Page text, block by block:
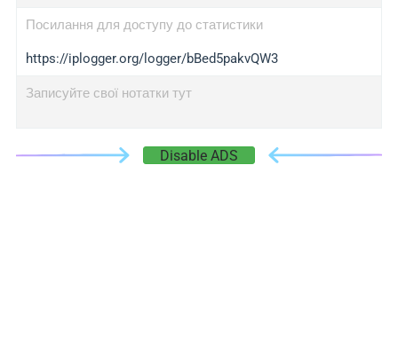
Посилання для доступу до статистики
https://iplogger.org/logger/bBed5pakvQW3
Записуйте свої нотатки тут
Disable ADS